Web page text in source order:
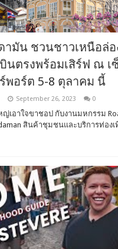
ามัน ชวนชาวเหนือล่
นตรงพร้อมเสิร์ฟ ณ เ
พอร์ต 5-8 ตุลาคม นี้
September 26, 2023 0
ญ่เอาใจขาชอป กับงานมหกรรม
สินค้าชุมชนและบริการท่อง